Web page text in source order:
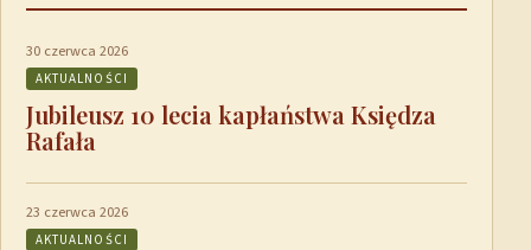
30 czerwca 2026
AKTUALNOŚCI
Jubileusz 10 lecia kapłaństwa Księdza
Rafała
23 czerwca 2026
AKTUALNOŚCI